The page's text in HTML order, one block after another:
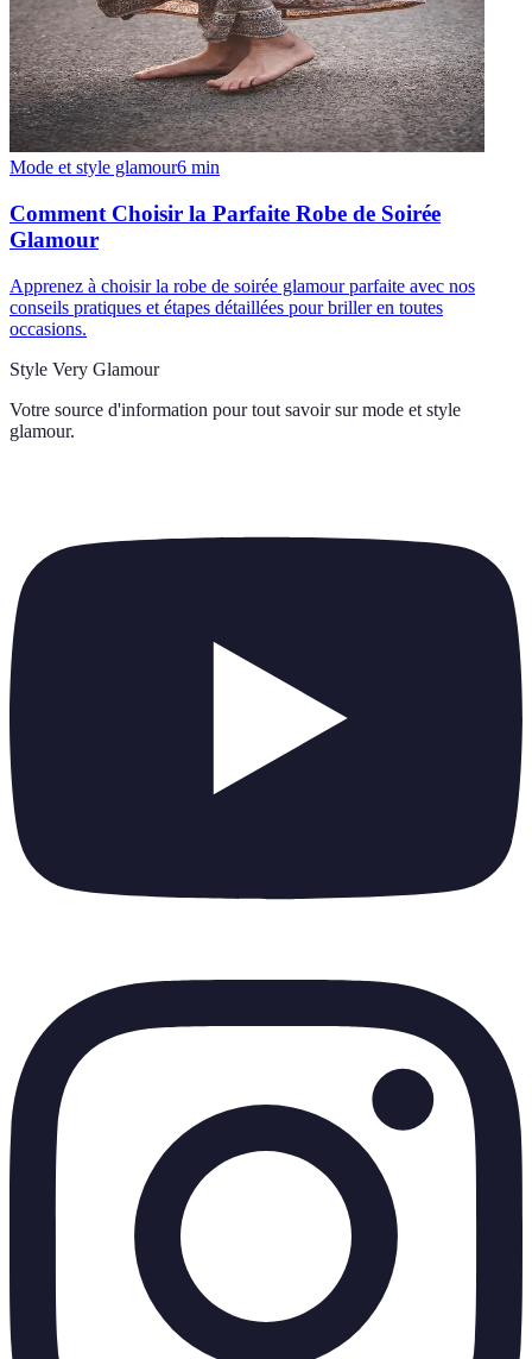
Mode et style glamour6 min
Comment Choisir la Parfaite Robe de Soirée
Glamour
Apprenez à choisir la robe de soirée glamour parfaite avec nos
conseils pratiques et étapes détaillées pour briller en toutes
occasions.
Style Very Glamour
Votre source d'information pour tout savoir sur mode et style
glamour.